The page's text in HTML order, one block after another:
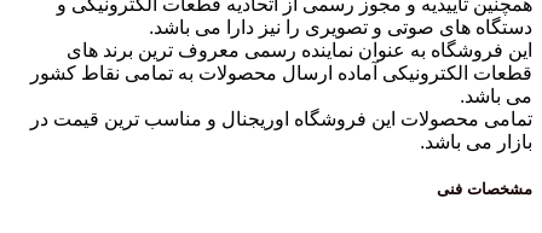
همچنین تاییدیه و مجوز رسمی از اتحادیه قطعات الکترونیکی و
دستگاه های صوتی و تصویری را نیز دارا می باشد.
این فروشگاه به عنوان نماینده رسمی معروف ترین برند های
قطعات الکترونیکی آماده ارسال محصولات به تمامی نقاط کشور
می باشد.
تمامی محصولات این فروشگاه اوریجنال و مناسب ترین قیمت در
بازار می باشد.
مشخصات فنی